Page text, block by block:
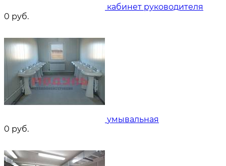
кабинет руководителя
0 руб.
умывальная
0 руб.